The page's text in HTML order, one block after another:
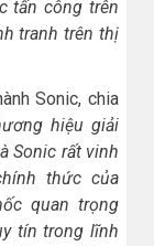
tấn công trên
tranh trên thị
Sonic, chia
hiệu giải
Sonic rất vinh
thức của
quan trọng
tín trong lĩnh